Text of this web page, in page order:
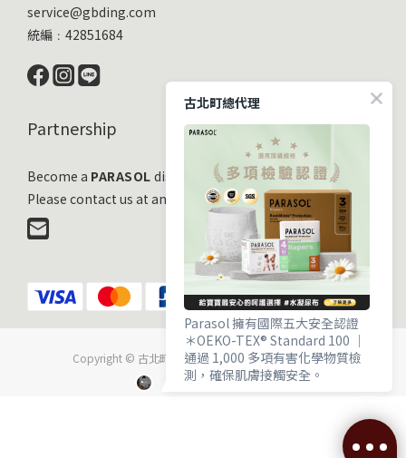
service@gbding.com
統編﹕42851684
Partnership
Become a PARASOL distribution partner
Please contact us at any time!
Copyright © 古北町國際有限公司 All Rights Reserved.
古北町總代理
Parasol 擁有國際五大安全認證
＊OEKO-TEX® Standard 100 ｜
通過 1,000 多項有害化學物質檢
測，確保肌膚接觸安全。
病學專家嚴審，成分透明且健康。